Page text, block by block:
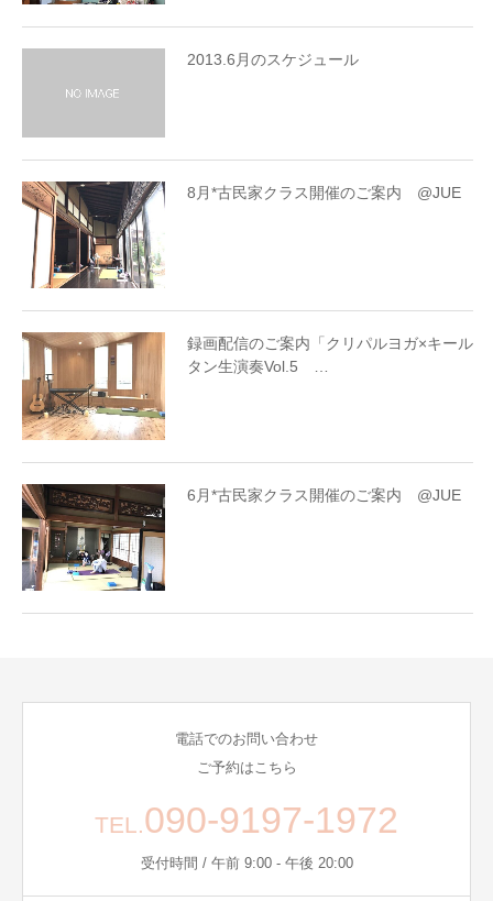
2013.6月のスケジュール
8月*古民家クラス開催のご案内 @JUE
録画配信のご案内「クリパルヨガ×キール
タン生演奏Vol.5 …
6月*古民家クラス開催のご案内 @JUE
電話でのお問い合わせ
ご予約はこちら
TEL.090-9197-1972
受付時間 / 午前 9:00 - 午後 20:00